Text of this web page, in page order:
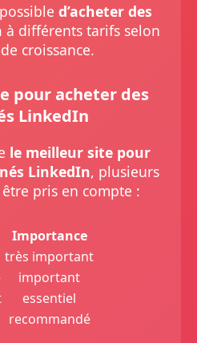
d’acheter des
à différents tarifs selon
croissance.
pour acheter des
LinkedIn
le meilleur site pour
LinkedIn, plusieurs
pris en compte :
Importance
très important
important
essentiel
recommandé